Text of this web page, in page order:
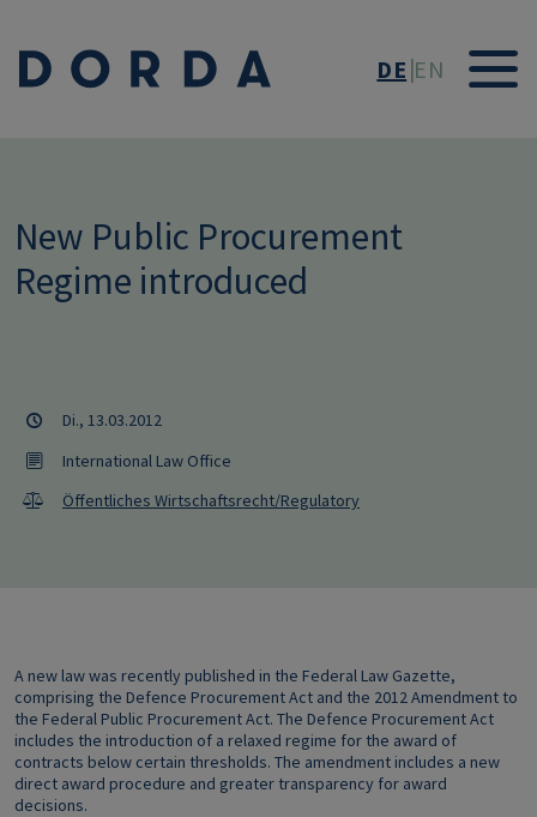
DE EN
New Public Procurement
Regime introduced
Di., 13.03.2012
International Law Office
Öffentliches Wirtschaftsrecht/Regulatory
A new law was recently published in the Federal Law Gazette,
comprising the Defence Procurement Act and the 2012 Amendment to
the Federal Public Procurement Act. The Defence Procurement Act
includes the introduction of a relaxed regime for the award of
contracts below certain thresholds. The amendment includes a new
direct award procedure and greater transparency for award
decisions.